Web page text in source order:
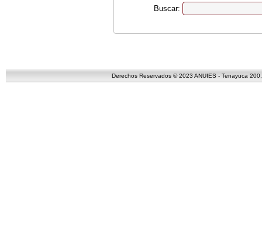
Buscar:
Derechos Reservados © 2023 ANUIES - Tenayuca